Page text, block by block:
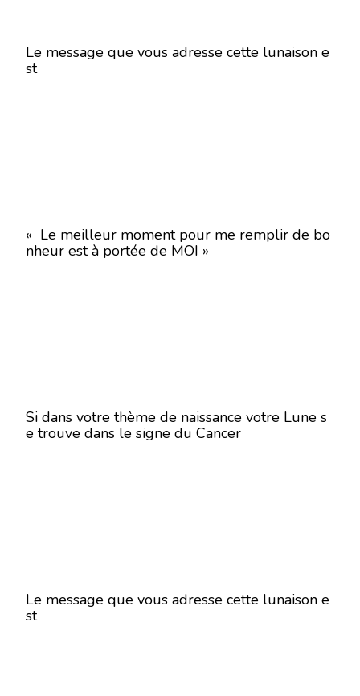
Le message que vous adresse cette lunaison e
st
« Le meilleur moment pour me remplir de bo
nheur est à portée de MOI »
Si dans votre thème de naissance votre Lune s
e trouve dans le signe du Cancer
Le message que vous adresse cette lunaison e
st